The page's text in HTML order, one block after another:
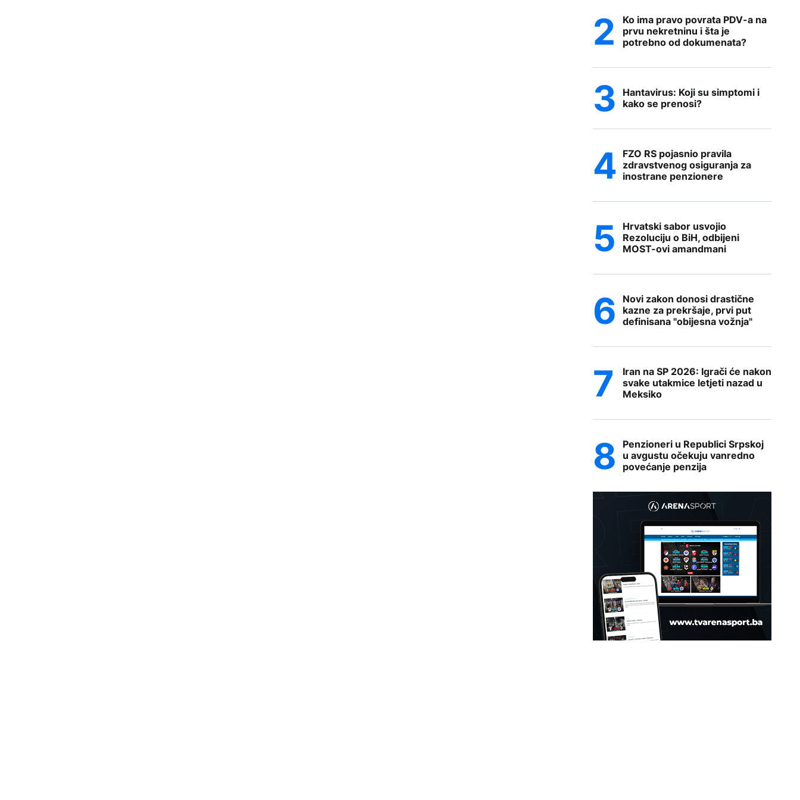
Ko ima pravo povrata PDV-a na
prvu nekretninu i šta je
potrebno od dokumenata?
Hantavirus: Koji su simptomi i
kako se prenosi?
FZO RS pojasnio pravila
zdravstvenog osiguranja za
inostrane penzionere
Hrvatski sabor usvojio
Rezoluciju o BiH, odbijeni
MOST-ovi amandmani
Novi zakon donosi drastične
kazne za prekršaje, prvi put
definisana "obijesna vožnja"
Iran na SP 2026: Igrači će nakon
svake utakmice letjeti nazad u
Meksiko
Penzioneri u Republici Srpskoj
u avgustu očekuju vanredno
povećanje penzija